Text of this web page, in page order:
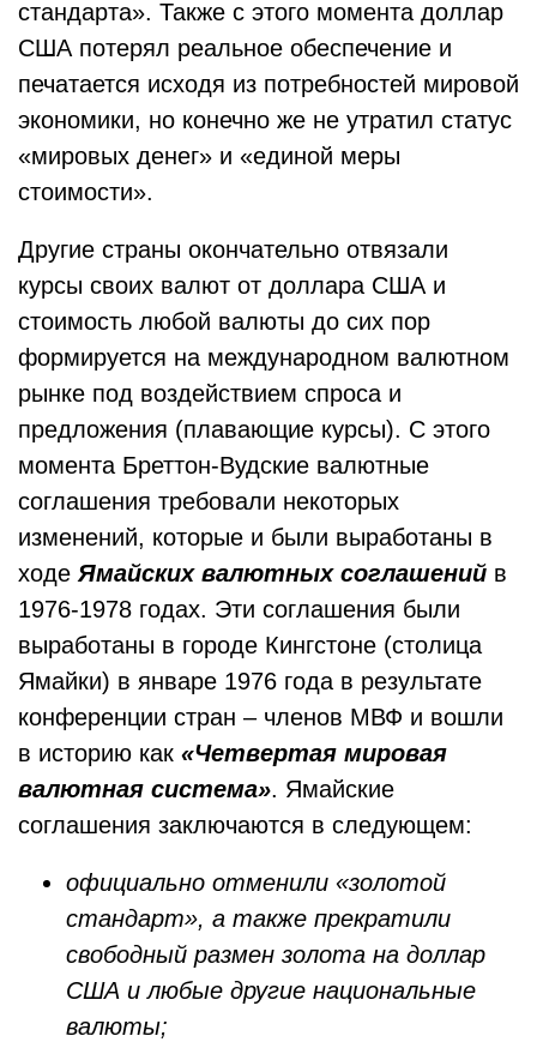
стандарта». Также с этого момента доллар
США потерял реальное обеспечение и
печатается исходя из потребностей мировой
экономики, но конечно же не утратил статус
«мировых денег» и «единой меры
стоимости».
Другие страны окончательно отвязали
курсы своих валют от доллара США и
стоимость любой валюты до сих пор
формируется на международном валютном
рынке под воздействием спроса и
предложения (плавающие курсы). С этого
момента Бреттон-Вудские валютные
соглашения требовали некоторых
изменений, которые и были выработаны в
ходе Ямайских валютных соглашений в
1976-1978 годах. Эти соглашения были
выработаны в городе Кингстоне (столица
Ямайки) в январе 1976 года в результате
конференции стран – членов МВФ и вошли
в историю как «Четвертая мировая
валютная система». Ямайские
соглашения заключаются в следующем:
официально отменили «золотой
стандарт», а также прекратили
свободный размен золота на доллар
США и любые другие национальные
валюты;